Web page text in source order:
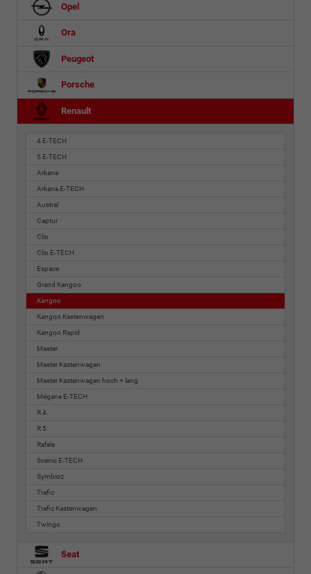
Opel
Ora
Peugeot
Porsche
Renault
4 E-TECH
5 E-TECH
Arkana
Arkana E-TECH
Austral
Captur
Clio
Clio E-TECH
Espace
Grand Kangoo
Kangoo
Kangoo Kastenwagen
Kangoo Rapid
Master
Master Kastenwagen
Master Kastenwagen hoch + lang
Mégane E-TECH
R 4
R 5
Rafale
Scenic E-TECH
Symbioz
Trafic
Trafic Kastenwagen
Twingo
Seat